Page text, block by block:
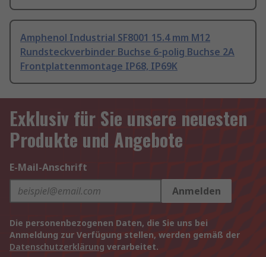
Amphenol Industrial SF8001 15.4 mm M12
Rundsteckverbinder Buchse 6-polig Buchse 2A
Frontplattenmontage IP68, IP69K
Exklusiv für Sie unsere neuesten
Produkte und Angebote
E-Mail-Anschrift
Anmelden
Die personenbezogenen Daten, die Sie uns bei
Anmeldung zur Verfügung stellen, werden gemäß der
Datenschutzerklärung verarbeitet.